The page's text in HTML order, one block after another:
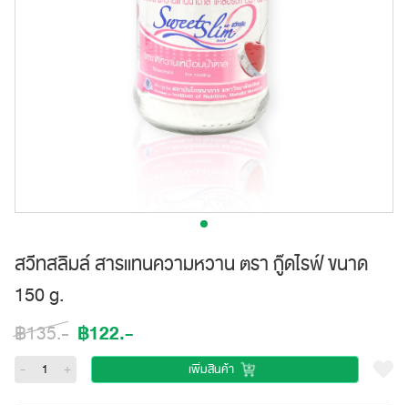
สวีทสลิมล์ สารแทนความหวาน ตรา กู๊ดไรฟ์ ขนาด
150 g.
฿135.- ฿122.-
- + เพิ่มสินค้า